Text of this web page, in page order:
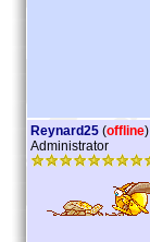
Reynard25 (offline)
Administrator